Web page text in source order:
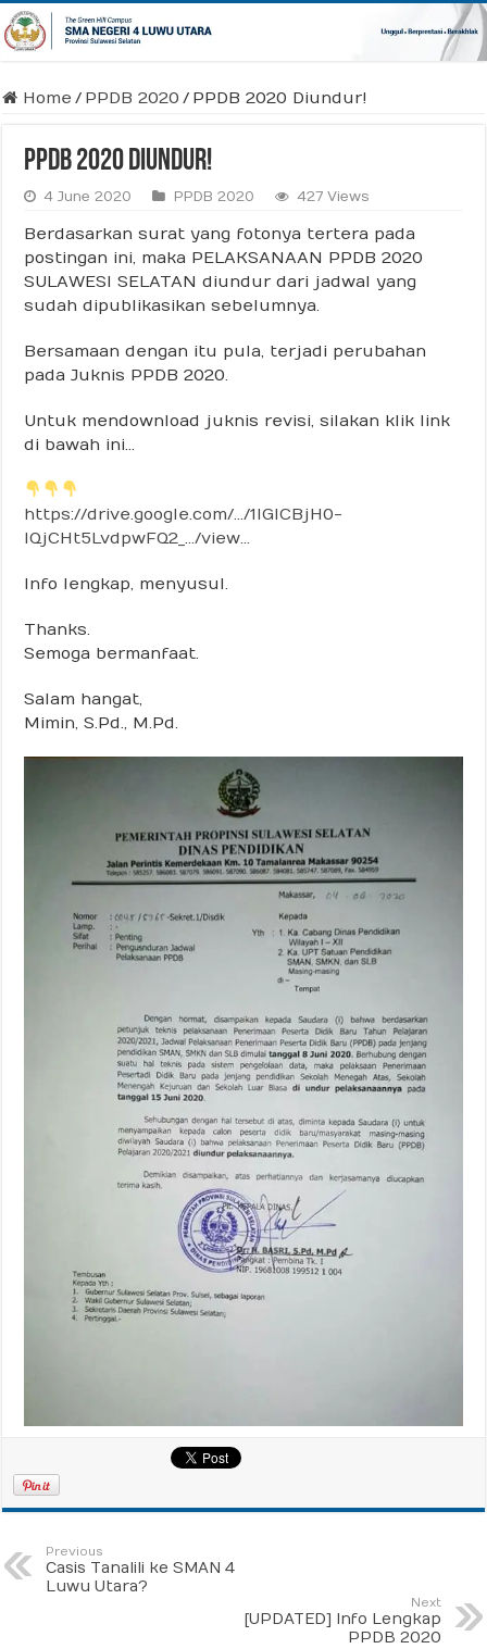
Home / PPDB 2020 / PPDB 2020 Diundur!
PPDB 2020 Diundur!
4 June 2020 PPDB 2020 427 Views
Berdasarkan surat yang fotonya tertera pada
postingan ini, maka PELAKSANAAN PPDB 2020
SULAWESI SELATAN diundur dari jadwal yang
sudah dipublikasikan sebelumnya.
Bersamaan dengan itu pula, terjadi perubahan
pada Juknis PPDB 2020.
Untuk mendownload juknis revisi, silakan klik link
di bawah ini…
https://drive.google.com/…/1IGICBjH0-
IQjCHt5LvdpwFQ2_…/view…
Info lengkap, menyusul.
Thanks.
Semoga bermanfaat.
Salam hangat,
Mimin, S.Pd., M.Pd.
Previous
Casis Tanalili ke SMAN 4
Luwu Utara?
Next
[UPDATED] Info Lengkap
PPDB 2020